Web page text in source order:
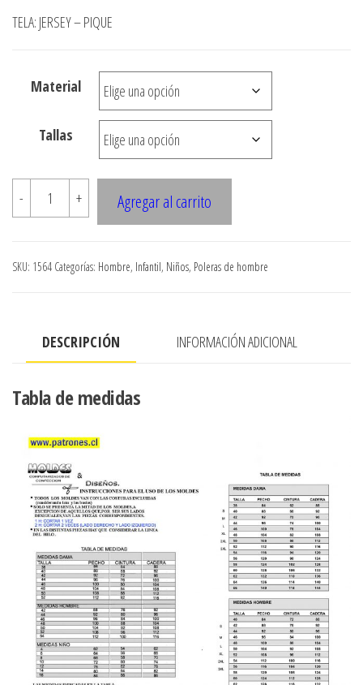
de
desde
$3.900
hasta
$7.990
TELA: JERSEY – PIQUE
Material
Tallas
-
1564
POLERA
HOMBRE
MANGA
+ Agregar al carrito
SKU: 1564 Categorías: Hombre, Infantil, Niños, Poleras de hombre
DESCRIPCIÓN INFORMACIÓN ADICIONAL
Tabla de medidas